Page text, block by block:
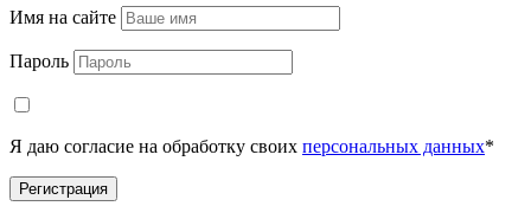
Имя на сайте
Пароль
Я даю согласие на обработку своих персональных данных*
Регистрация